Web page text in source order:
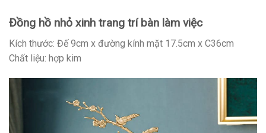
Đồng hồ nhỏ xinh trang trí bàn làm việc
Kích thước: Đế 9cm x đường kính mặt 17.5cm x C36cm
Chất liệu: hợp kim